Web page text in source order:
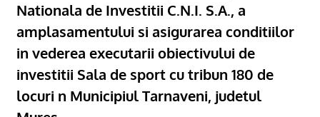
Nationala de Investitii C.N.I. S.A., a
amplasamentului si asigurarea conditiilor
in vederea executarii obiectivului de
investitii Sala de sport cu tribun 180 de
locuri n Municipiul Tarnaveni, judetul